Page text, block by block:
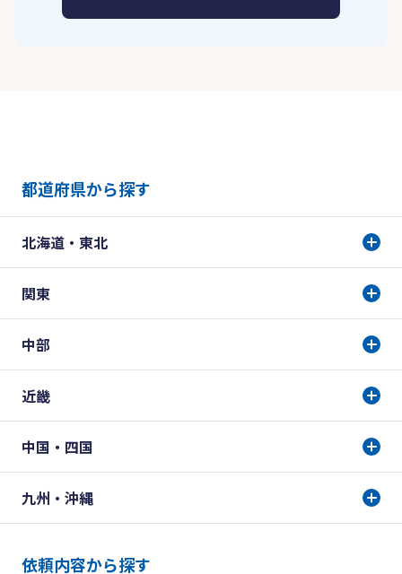
都道府県から探す
北海道・東北
関東
中部
近畿
中国・四国
九州・沖縄
依頼内容から探す